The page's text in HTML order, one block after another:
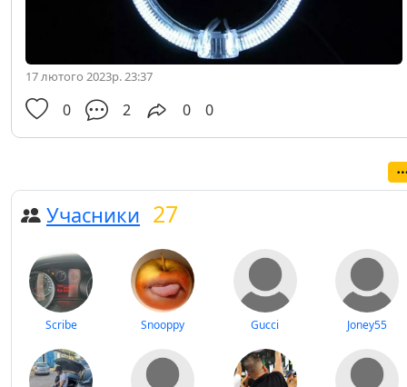
17 лютого 2023р. 23:37
0 2 0 0
Учасники 27
Scribe Snooppy Gucci Joney55